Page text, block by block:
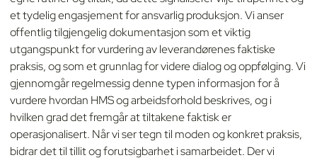
et tydelig engasjement for ansvarlig produksjon. Vi anser
offentlig tilgjengelig dokumentasjon som et viktig
utgangspunkt for vurdering av leverandørenes faktiske
praksis, og som et grunnlag for videre dialog og oppfølging. Vi
gjennomgår regelmessig denne typen informasjon for å
vurdere hvordan HMS og arbeidsforhold beskrives, og i
hvilken grad det fremgår at tiltakene faktisk er
operasjonalisert. Når vi ser tegn til moden og konkret praksis,
bidrar det til tillit og forutsigbarhet i samarbeidet. Der vi